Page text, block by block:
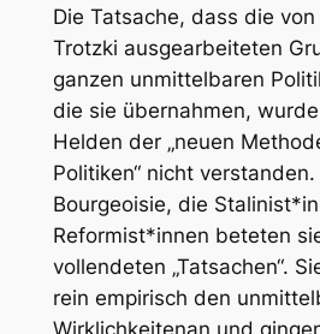
Die Tatsache, dass die
Trotzki ausgearbeiteten
ganzen unmittelbaren
die sie übernahmen,
Helden der „neuen
Politiken“ nicht
Bourgeoisie, die
Reformist*innen beteten
vollendeten „Tatsachen“.
rein empirisch den
Wirklichkeitenan und